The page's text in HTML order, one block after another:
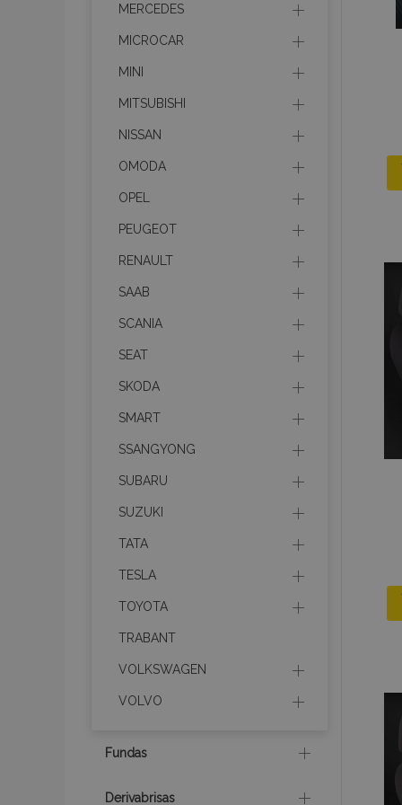
MERCEDES
MICROCAR
MINI
MITSUBISHI
NISSAN
OMODA
OPEL
PEUGEOT
RENAULT
SAAB
SCANIA
SEAT
SKODA
SMART
SSANGYONG
SUBARU
SUZUKI
TATA
TESLA
TOYOTA
TRABANT
VOLKSWAGEN
VOLVO
Fundas
Derivabrisas